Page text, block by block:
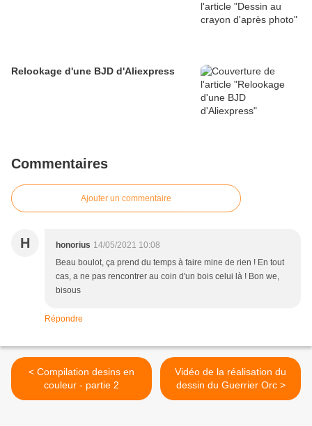
Relookage d'une BJD d'Aliexpress
Commentaires
Ajouter un commentaire
H honorius 14/05/2021 10:08
Beau boulot, ça prend du temps à faire mine de rien ! En tout
cas, a ne pas rencontrer au coin d'un bois celui là ! Bon we,
bisous
Répondre
< Compilation desins en
couleur - partie 2
Vidéo de la réalisation du
dessin du Guerrier Orc >